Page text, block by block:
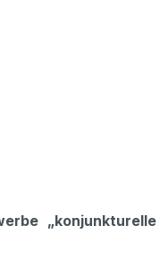
„konjunkturelle